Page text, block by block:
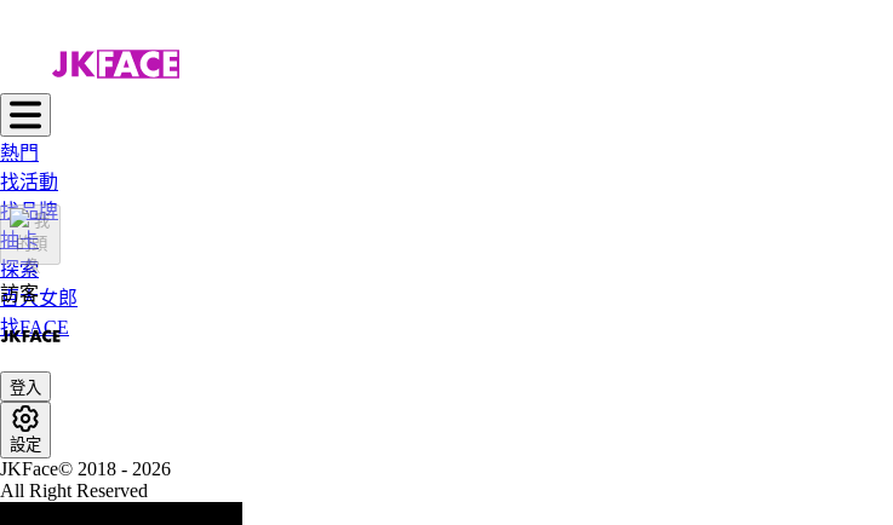
熱門
找活動
找品牌
抽卡
探索
百大女郎
找FACE
訪客
登入
設定
JKFace© 2018 - 2026
All Right Reserved